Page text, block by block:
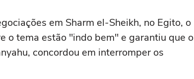
em Sharm el-Sheikh, no Egito, o
o tema estão "indo bem" e garantiu que o
concordou em interromper os